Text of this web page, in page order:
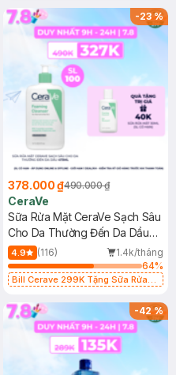
-23%
378.000 ₫490.000 ₫
CeraVe
Sữa Rửa Mặt CeraVe Sạch Sâu
Cho Da Thường Đến Da Dầu
473ml
4.9 (116)
1.4k/tháng
64%
Bill Cerave 299K Tặng Sữa Rửa
-42%